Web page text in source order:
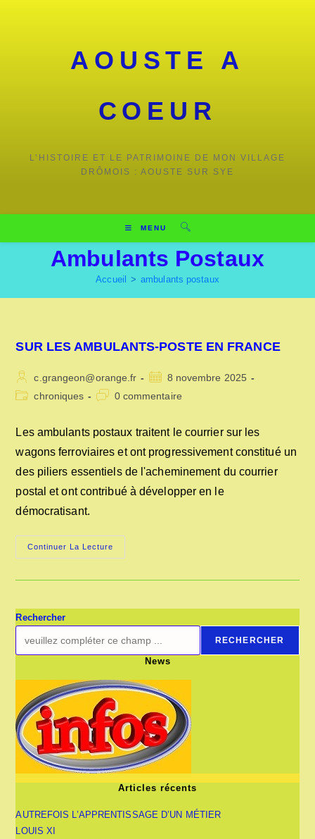
AOUSTE A
COEUR
L’HISTOIRE ET LE PATRIMOINE DE MON VILLAGE
DRÔMOIS : AOUSTE SUR SYE
MENU
Ambulants Postaux
Accueil > ambulants postaux
SUR LES AMBULANTS-POSTE EN FRANCE
Auteur/autrice
de
c.grangeon@orange.fr
Publication
publiée :
8 novembre 2025
Postchroniques
Commentaires
publication :
0 commentaire
Les ambulants postaux traitent le courrier sur les
wagons ferroviaires et ont progressivement constitué un
des piliers essentiels de l'acheminement du courrier
postal et ont contribué à développer en le
démocratisant.
Continuer La Lecture
LES
Rechercher
RECHERCHER
News
Articles récents
AUTREFOIS L’APPRENTISSAGE D’UN MÉTIER
LOUIS XI